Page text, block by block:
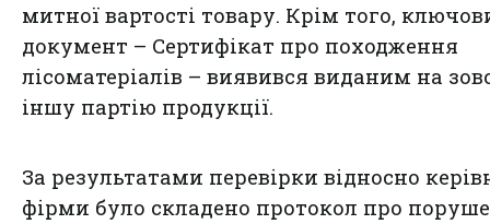
митної вартості товару. Крім того,
документ – Сертифікат про походження
лісоматеріалів – виявився виданим на
іншу партію продукції.
За результатами перевірки відносно
фірми було складено протокол про